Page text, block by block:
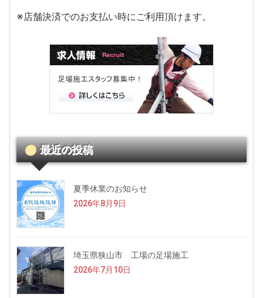
※店舗決済でのお支払い時にご利用頂けます。
最近の投稿
夏季休業のお知らせ
2026年8月9日
埼玉県狭山市 工場の足場施工
2026年7月10日